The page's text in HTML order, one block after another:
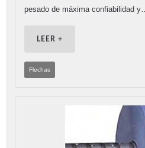
pesado de máxima confiabilidad y…
LEER +
Flechas